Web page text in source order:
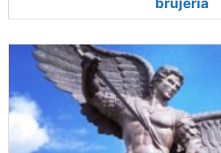
brujería